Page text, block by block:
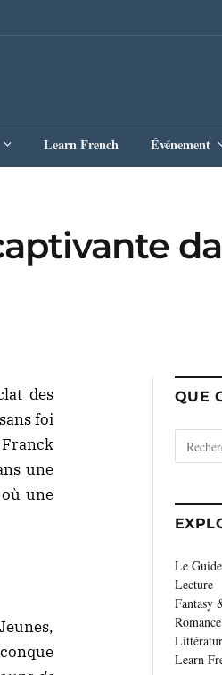
Learn French Événement
des
foi
Franck
une
une
QUE
Le
Lecture
Fantasy
Learn